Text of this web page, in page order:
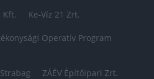
Kft. Ke-Víz 21 Zrt.
Operatív Program
Strabag ZÁÉV Építőipari Zrt.